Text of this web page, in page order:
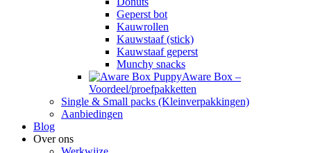
Geperst bot
Kauwrollen
Kauwstaaf (stick)
Kauwstaaf geperst
Munchy snacks
Aware Box –
Voordeel/proefpakketten
Single & Small packs (Kleinverpakkingen)
Aanbiedingen
Blog
Over ons